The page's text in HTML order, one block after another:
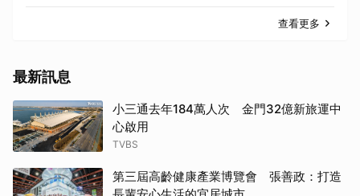
查看更多
最新訊息
小三通去年184萬人次 金門32億新旅運中
心啟用
TVBS
第三屆高齡健康產業博覽會 張善政：打造